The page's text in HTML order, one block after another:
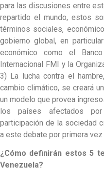
para las discusiones entre
repartido el mundo, estos
términos sociales,
gobierno global, en
económico como el
Internacional FMI y la
3) La lucha contra el
cambio climático, se creará
un modelo que provea
los países afectados
participación de la sociedad
a este debate por primera vez
¿Cómo definirán estos 5
Venezuela?